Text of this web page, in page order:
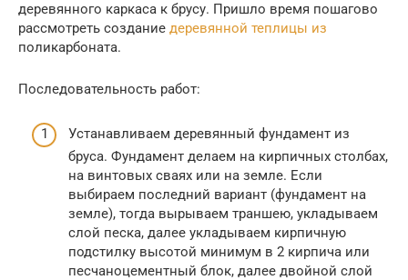
деревянного каркаса к брусу. Пришло время пошагово
рассмотреть создание деревянной теплицы из
поликарбоната.
Последовательность работ:
Устанавливаем деревянный фундамент из
бруса. Фундамент делаем на кирпичных столбах,
на винтовых сваях или на земле. Если
выбираем последний вариант (фундамент на
земле), тогда вырываем траншею, укладываем
слой песка, далее укладываем кирпичную
подстилку высотой минимум в 2 кирпича или
песчаноцементный блок, далее двойной слой